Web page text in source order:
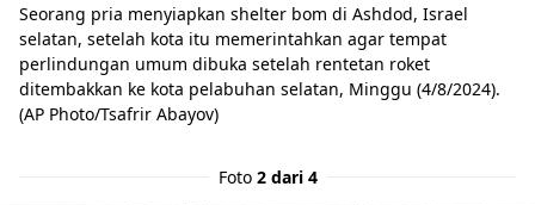
Seorang pria menyiapkan shelter bom di Ashdod, Israel
selatan, setelah kota itu memerintahkan agar tempat
perlindungan umum dibuka setelah rentetan roket
ditembakkan ke kota pelabuhan selatan, Minggu (4/8/2024).
(AP Photo/Tsafrir Abayov)
Foto 2 dari 4